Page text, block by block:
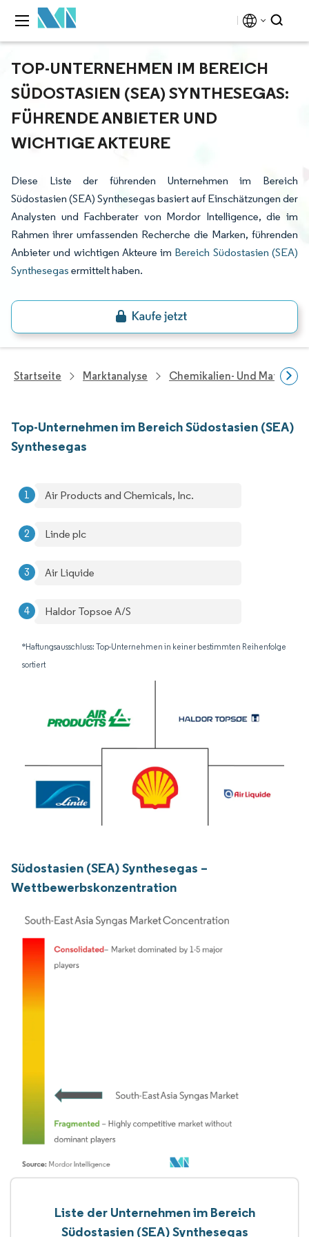
TOP-UNTERNEHMEN IM BEREICH
SÜDOSTASIEN (SEA) SYNTHESEGAS:
FÜHRENDE ANBIETER UND
WICHTIGE AKTEURE
Diese Liste der führenden Unternehmen im Bereich
Südostasien (SEA) Synthesegas basiert auf Einschätzungen der
Analysten und Fachberater von Mordor Intelligence, die im
Rahmen ihrer umfassenden Recherche die Marken, führenden
Anbieter und wichtigen Akteure im Bereich Südostasien (SEA)
Synthesegas ermittelt haben.
Startseite Marktanalyse Chemikalien- Und
Top-Unternehmen im Bereich Südostasien (SEA)
Synthesegas
Air Products and Chemicals, Inc.
Linde plc
Air Liquide
Haldor Topsoe A/S
*Haftungsausschluss: Top-Unternehmen in keiner bestimmten Reihenfolge
sortiert
Südostasien (SEA) Synthesegas –
Wettbewerbskonzentration
Liste der Unternehmen im Bereich
Südostasien (SEA) Synthesegas